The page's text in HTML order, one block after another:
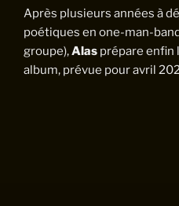
Après plusieurs années à
poétiques en one-man-
groupe),Alas prépare enfin
album, prévue pour avril